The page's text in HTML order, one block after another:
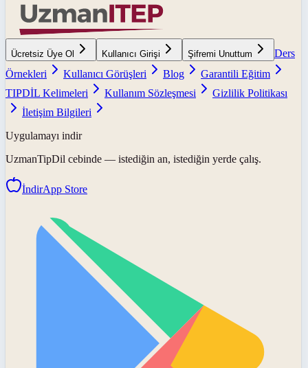
Ücretsiz Üye Ol Kullanıcı Girişi Şifremi Unuttum
Ders
Örnekleri
Kullanıcı Görüşleri Blog
Garantili Eğitim
TIPDİL Kelimeleri
Kullanım Sözleşmesi
Gizlilik Politikası
İletişim Bilgileri
Uygulamayı indir
UzmanTipDil cebinde — istediğin an, istediğin yerde çalış.
İndirApp Store